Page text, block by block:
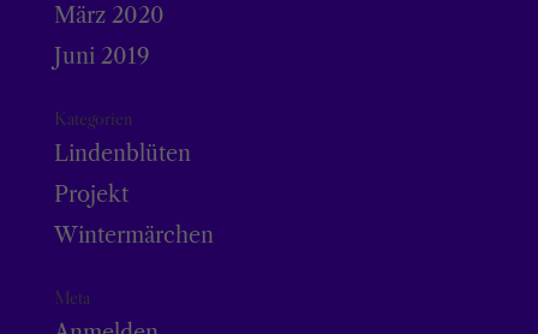
März 2020
Juni 2019
Kategorien
Lindenblüten
Projekt
Wintermärchen
Meta